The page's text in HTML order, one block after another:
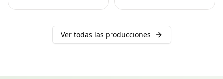
Ver todas las producciones